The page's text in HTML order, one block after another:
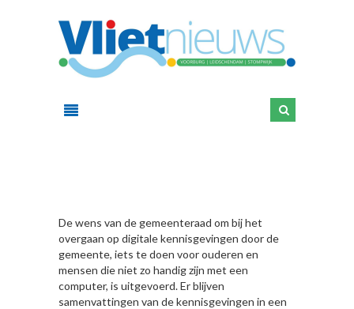
De wens van de gemeenteraad om bij het
overgaan op digitale kennisgevingen door de
gemeente, iets te doen voor ouderen en
mensen die niet zo handig zijn met een
computer, is uitgevoerd. Er blijven
samenvattingen van de kennisgevingen in een